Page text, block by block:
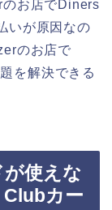
お店でDiners
いが原因なの
のお店で
を解決できる
使えな
カー